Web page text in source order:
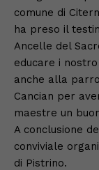
comune di
ha preso il
Ancelle del
educare i
anche alla
Cancian per
maestre un
A conclusione
conviviale
di Pistrino.